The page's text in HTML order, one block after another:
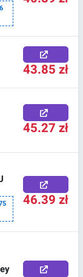
43.85 zł
45.27 zł
46.39 zł